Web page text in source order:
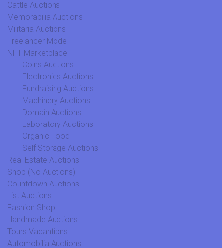
Cattle Auctions
Memorabilia Auctions
Militaria Auctions
Freelancer Mode
NFT Marketplace
Coins Auctions
Electronics Auctions
Fundraising Auctions
Machinery Auctions
Domain Auctions
Laboratory Auctions
Organic Food
Self Storage Auctions
Real Estate Auctions
Shop (No Auctions)
Countdown Auctions
List Auctions
Fashion Shop
Handmade Auctions
Tours Vacantions
Automobilia Auctions